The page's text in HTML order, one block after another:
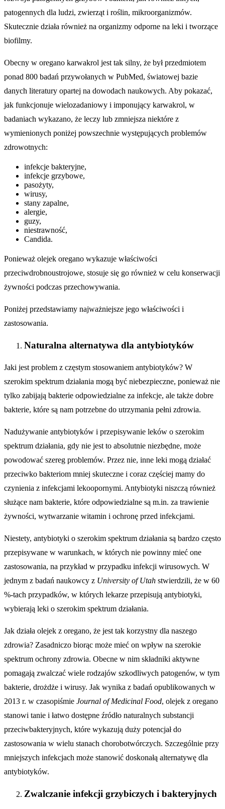
patogennych dla ludzi, zwierząt i roślin, mikroorganizmów.
Skutecznie działa również na organizmy odporne na leki i tworzące
biofilmy.
Obecny w oregano karwakrol jest tak silny, że był przedmiotem
ponad 800 badań przywołanych w PubMed, światowej bazie
danych literatury opartej na dowodach naukowych. Aby pokazać,
jak funkcjonuje wielozadaniowy i imponujący karwakrol, w
badaniach wykazano, że leczy lub zmniejsza niektóre z
wymienionych poniżej powszechnie występujących problemów
zdrowotnych:
infekcje bakteryjne,
infekcje grzybowe,
pasożyty,
wirusy,
stany zapalne,
alergie,
guzy,
niestrawność,
Candida.
Ponieważ olejek oregano wykazuje właściwości
przeciwdrobnoustrojowe, stosuje się go również w celu konserwacji
żywności podczas przechowywania.
Poniżej przedstawiamy najważniejsze jego właściwości i
zastosowania.
Naturalna alternatywa dla antybiotyków
Jaki jest problem z częstym stosowaniem antybiotyków? W
szerokim spektrum działania mogą być niebezpieczne, ponieważ nie
tylko zabijają bakterie odpowiedzialne za infekcje, ale także dobre
bakterie, które są nam potrzebne do utrzymania pełni zdrowia.
Nadużywanie antybiotyków i przepisywanie leków o szerokim
spektrum działania, gdy nie jest to absolutnie niezbędne, może
powodować szereg problemów. Przez nie, inne leki mogą działać
przeciwko bakteriom mniej skuteczne i coraz częściej mamy do
czynienia z infekcjami lekoopornymi. Antybiotyki niszczą również
służące nam bakterie, które odpowiedzialne są m.in. za trawienie
żywności, wytwarzanie witamin i ochronę przed infekcjami.
Niestety, antybiotyki o szerokim spektrum działania są bardzo często
przepisywane w warunkach, w których nie powinny mieć one
zastosowania, na przykład w przypadku infekcji wirusowych. W
jednym z badań naukowcy z University of Utah stwierdzili, że w 60
%-tach przypadków, w których lekarze przepisują antybiotyki,
wybierają leki o szerokim spektrum działania.
Jak działa olejek z oregano, że jest tak korzystny dla naszego
zdrowia? Zasadniczo biorąc może mieć on wpływ na szerokie
spektrum ochrony zdrowia. Obecne w nim składniki aktywne
pomagają zwalczać wiele rodzajów szkodliwych patogenów, w tym
bakterie, drożdże i wirusy. Jak wynika z badań opublikowanych w
2013 r. w czasopiśmie Journal of Medicinal Food, olejek z oregano
stanowi tanie i łatwo dostępne źródło naturalnych substancji
przeciwbakteryjnych, które wykazują duży potencjał do
zastosowania w wielu stanach chorobotwórczych. Szczególnie przy
mniejszych infekcjach może stanowić doskonałą alternatywę dla
antybiotyków.
Zwalczanie infekcji grzybiczych i bakteryjnych